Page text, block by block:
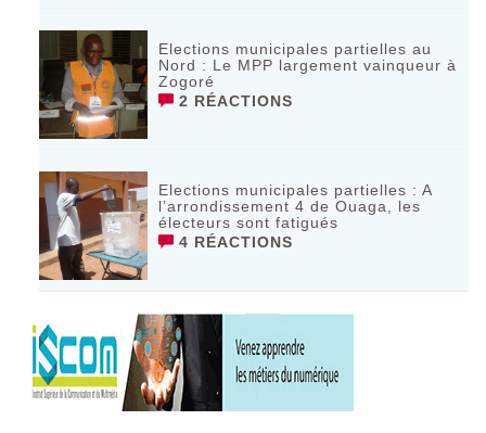
Elections municipales partielles au
Nord : Le MPP largement vainqueur à
Zogoré
2 RÉACTIONS
Elections municipales partielles : A
l’arrondissement 4 de Ouaga, les
électeurs sont fatigués
4 RÉACTIONS